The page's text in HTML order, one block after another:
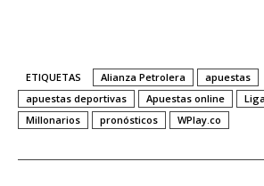
ETIQUETAS Alianza Petrolera
apuestas
apuestas deportivas
Apuestas online
Millonarios
pronósticos WPlay.co